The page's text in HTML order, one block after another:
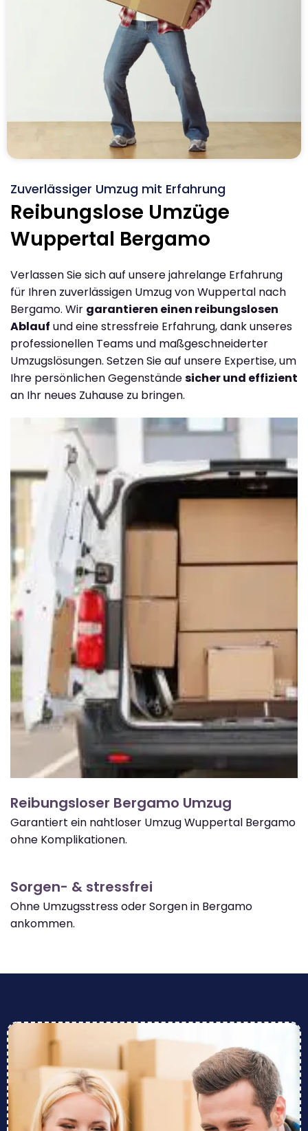
Zuverlässiger Umzug mit Erfahrung
Reibungslose Umzüge
Wuppertal Bergamo
Verlassen Sie sich auf unsere jahrelange Erfahrung
für Ihren zuverlässigen Umzug von Wuppertal nach
Bergamo. Wir garantieren einen reibungslosen
Ablauf und eine stressfreie Erfahrung, dank unseres
professionellen Teams und maßgeschneiderter
Umzugslösungen. Setzen Sie auf unsere Expertise, um
Ihre persönlichen Gegenständesicher und effizient
an Ihr neues Zuhause zu bringen.
Reibungsloser Bergamo Umzug
Garantiert ein nahtloser Umzug Wuppertal Bergamo
ohne Komplikationen.
Sorgen- & stressfrei
Ohne Umzugsstress oder Sorgen in Bergamo
ankommen.